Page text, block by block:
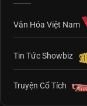
Văn Hóa Việt Nam
Tin Tức Showbiz
Truyện Cổ Tích